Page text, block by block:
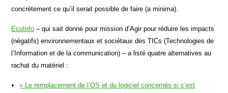
concrètement ce qu’il serait possible de faire (a minima).
EcoInfo – qui sait donné pour mission d’Agir pour réduire les impacts
(négatifs) environnementaux et sociétaux des TICs (Technologies de
l’Information et de la communication) – a listé quatre alternatives au
rachat du matériel :
« Le remplacement de l’OS et du logiciel concernés si c’est